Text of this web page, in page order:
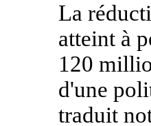
La
atteint à
120
d'une
traduit